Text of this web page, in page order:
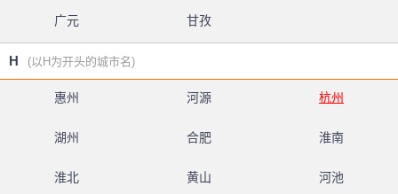
广元 甘孜
H (以H为开头的城市名)
惠州 河源 杭州
湖州 合肥 淮南
淮北 黄山 河池